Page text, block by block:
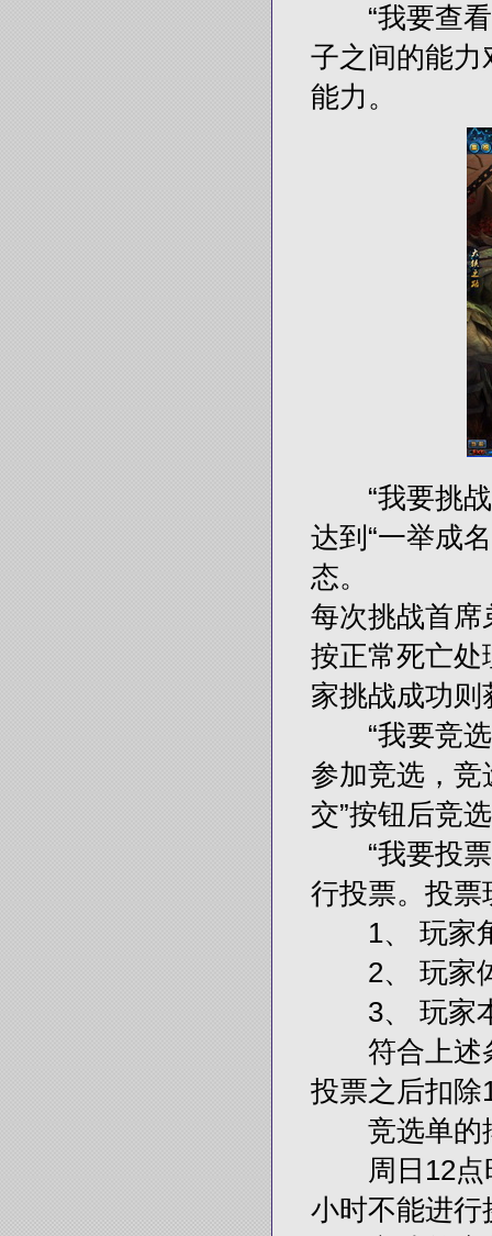
“我要查看
子之间的能力
能力。
“我要挑战
达到“一举成
态。
每次挑战首席
按正常死亡处
家挑战成功
“我要竞选”
参加竞选，竞
交”按钮后竞
“我要投票”
行投票。投票
1、 玩家角
2、 玩家
3、 玩家本
符合上述条
投票之后扣除
竞选单的排
周日12点时
小时不能进行